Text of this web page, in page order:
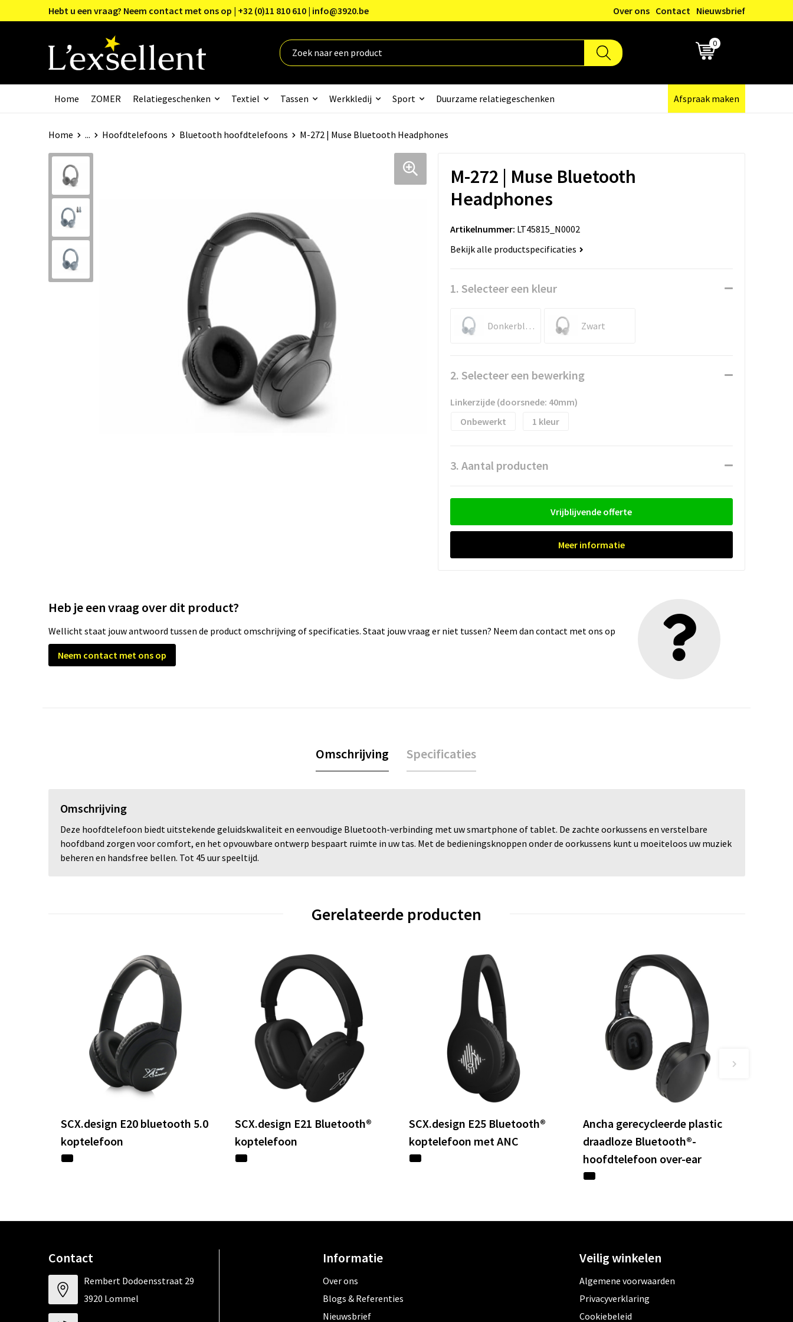
Hebt u een vraag? Neem contact met ons op | +32 (0)11 810 610 | info@3920.be Over ons Contact Nieuwsbrief
0
Home ZOMER Relatiegeschenken Textiel Tassen Werkkledij Sport Duurzame relatiegeschenken Afspraak maken
Home ... Hoofdtelefoons Bluetooth hoofdtelefoons M-272 | Muse Bluetooth Headphones
M-272 | Muse Bluetooth
Headphones
Artikelnummer: LT45815_N0002
Bekijk alle productspecificaties
1. Selecteer een kleur
Donkerblauw Zwart
2. Selecteer een bewerking
Linkerzijde (doorsnede: 40mm)
Onbewerkt
1
3. Aantal producten
Vrijblijvende offerte
Meer informatie
Heb je een vraag over dit product?
Wellicht staat jouw antwoord tussen de product omschrijving of specificaties. Staat jouw vraag er niet tussen? Neem dan contact met ons op
Neem contact met ons op
Omschrijving Specificaties
Omschrijving
Deze hoofdtelefoon biedt uitstekende geluidskwaliteit en eenvoudige Bluetooth-verbinding met uw smartphone of tablet. De zachte oorkussens en verstelbare
hoofdband zorgen voor comfort, en het opvouwbare ontwerp bespaart ruimte in uw tas. Met de bedieningsknoppen onder de oorkussens kunt u moeiteloos uw muziek
beheren en handsfree bellen. Tot 45 uur speeltijd.
Gerelateerde producten
SCX.design E20 bluetooth 5.0
koptelefoon
SCX.design E21 Bluetooth®
koptelefoon
SCX.design E25 Bluetooth®
koptelefoon met ANC
Ancha gerecycleerde plastic
draadloze Bluetooth®-
hoofdtelefoon over-ear
Contact
Rembert Dodoensstraat 29
3920 Lommel
Informatie
Over ons
Blogs & Referenties
Nieuwsbrief
Veilig winkelen
Algemene voorwaarden
Privacyverklaring
Cookiebeleid